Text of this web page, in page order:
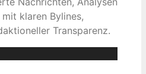
klaren Bylines,
Transparenz.